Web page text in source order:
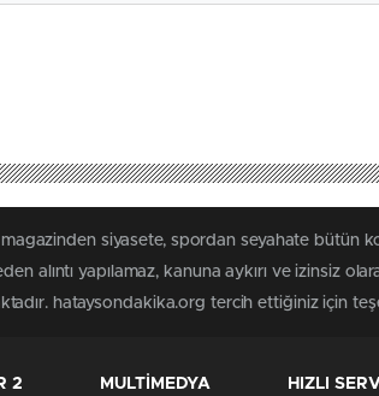
magazinden siyasete, spordan seyahate
yapılamaz, kanuna aykırı ve izinsiz
hataysondakika.org tercih ettiğiniz için
2 MULTİMEDYA HIZLI